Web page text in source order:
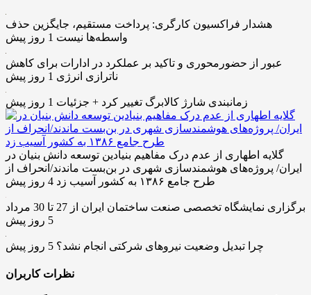
هشدار فراکسیون کارگری: پرداخت مستقیم، جایگزین حذف
واسطه‌ها نیست 1 روز پیش
عبور از حضورمحوری و تاکید بر عملکرد در ادارات برای کاهش
ناترازی انرژی 1 روز پیش
زمانبندی شارژ کالابرگ تغییر کرد + جزئیات 1 روز پیش
گلایه اطهاری از عدم درک مفاهیم بنیادین توسعه دانش بنیان در
ایران/ پروژه‌های هوشمندسازی شهری در بن‌بست ماندند/انحراف از
طرح جامع ۱۳۸۶ به کشور آسیب زد
4 روز پیش
برگزاری نمایشگاه تخصصی صنعت ساختمان ایران از 27 تا 30 مرداد
5 روز پیش
چرا تبدیل وضعیت نیروهای شرکتی انجام نشد؟ 5 روز پیش
نظرات کاربران